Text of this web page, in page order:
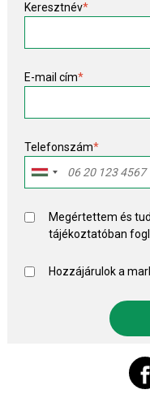
Keresztnév*
E-mail cím*
Telefonszám*
Megértettem és
tájékoztatóban
Hozzájárulok a